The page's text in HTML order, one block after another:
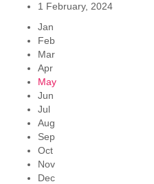
1 February, 2024
Jan
Feb
Mar
Apr
May
Jun
Jul
Aug
Sep
Oct
Nov
Dec